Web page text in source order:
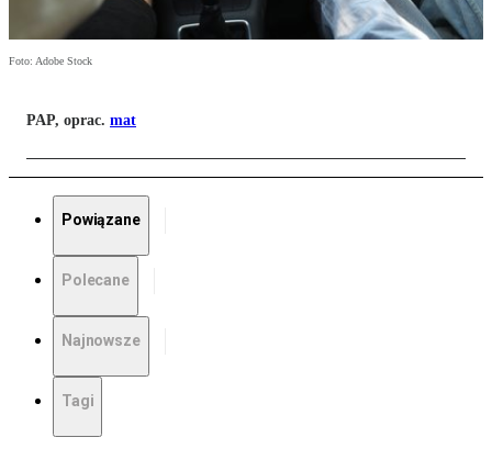
Foto: Adobe Stock
PAP, oprac. mat
Powiązane
Polecane
Najnowsze
Tagi